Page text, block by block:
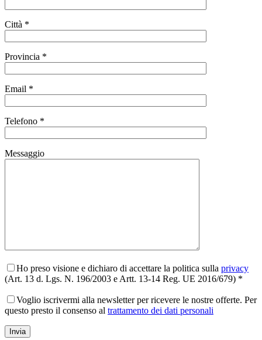
Città *
Provincia *
Email *
Telefono *
Messaggio
Ho preso visione e dichiaro di accettare la politica sulla privacy
(Art. 13 d. Lgs. N. 196/2003 e Artt. 13-14 Reg. UE 2016/679) *
Voglio iscrivermi alla newsletter per ricevere le nostre offerte. Per
questo presto il consenso al trattamento dei dati personali